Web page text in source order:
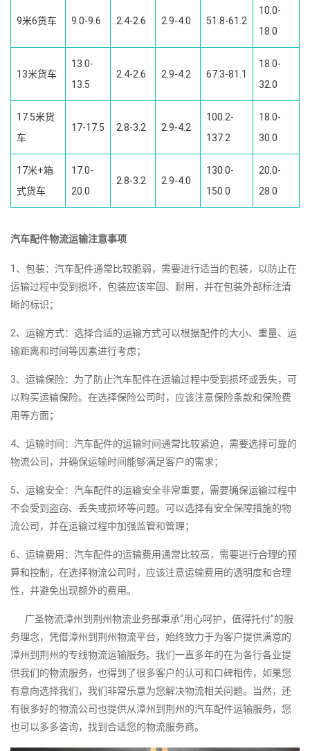
9米6货车 9.0-9.6 2.4-2.6 2.9-4.0 51.8-61.2
10.0-
18.0
13米货车
13.0-
13.5
2.4-2.6 2.9-4.2 67.3-81.1
18.0-
32.0
17.5米货
车
17-17.5 2.8-3.2 2.9-4.2
100.2-
137.2
18.0-
30.0
17米+箱
式货车
17.0-
20.0
2.8-3.2 2.9-4.0
130.0-
150.0
20.0-
28.0
汽车配件物流运输注意事项
1、包装：汽车配件通常比较脆弱，需要进行适当的包装，以防止在
运输过程中受到损坏，包装应该牢固、耐用，并在包装外部标注清
晰的标识；
2、运输方式：选择合适的运输方式可以根据配件的大小、重量、运
输距离和时间等因素进行考虑；
3、运输保险：为了防止汽车配件在运输过程中受到损坏或丢失，可
以购买运输保险。在选择保险公司时，应该注意保险条款和保险费
用等方面；
4、运输时间：汽车配件的运输时间通常比较紧迫，需要选择可靠的
物流公司，并确保运输时间能够满足客户的需求；
5、运输安全：汽车配件的运输安全非常重要，需要确保运输过程中
不会受到盗窃、丢失或损坏等问题。可以选择有安全保障措施的物
流公司，并在运输过程中加强监管和管理；
6、运输费用：汽车配件的运输费用通常比较高，需要进行合理的预
算和控制，在选择物流公司时，应该注意运输费用的透明度和合理
性，并避免出现额外的费用。
广圣物流漳州到荆州物流业务部秉承“用心呵护，值得托付”的服
务理念，凭借漳州到荆州物流平台，始终致力于为客户提供满意的
漳州到荆州的专线物流运输服务。我们一直多年的在为各行各业提
供我们的物流服务，也得到了很多客户的认可和口碑相传，如果您
有意向选择我们，我们非常乐意为您解决物流相关问题。当然，还
有很多好的物流公司也提供从漳州到荆州的汽车配件运输服务，您
也可以多多咨询，找到合适您的物流服务商。